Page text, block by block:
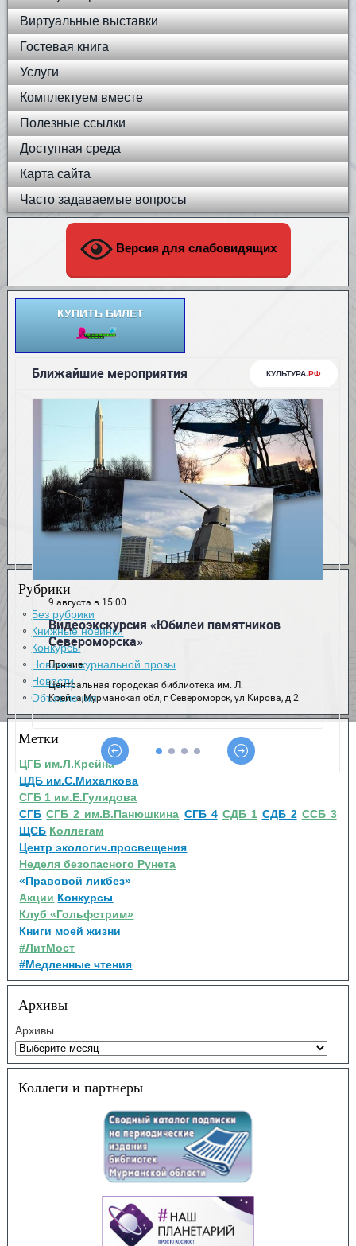
Виртуальные выставки
Гостевая книга
Услуги
Комплектуем вместе
Полезные ссылки
Доступная среда
Карта сайта
Часто задаваемые вопросы
Версия для слабовидящих
КУПИТЬ БИЛЕТ
Рубрики
Без рубрики
Книжные новинки
Конкурсы
Новинки журнальной прозы
Новости
Объявления
Метки
ЦГБ им.Л.Крейна
ЦДБ им.С.Михалкова
СГБ 1 им.Е.Гулидова
СГБ СГБ 2 им.В.Панюшкина СГБ 4 СДБ 1 СДБ 2 ССБ 3
ЩСБ Коллегам
Центр экологич.просвещения
Неделя безопасного Рунета
«Правовой ликбез»
Акции Конкурсы
Клуб «Гольфстрим»
Книги моей жизни
#ЛитМост
#Медленные чтения
Архивы
Архивы
Коллеги и партнеры